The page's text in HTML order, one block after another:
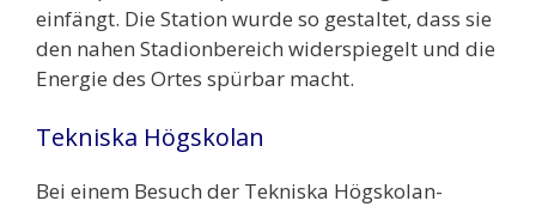
einfängt. Die Station wurde so gestaltet, dass sie
den nahen Stadionbereich widerspiegelt und die
Energie des Ortes spürbar macht.
Tekniska Högskolan
Bei einem Besuch der Tekniska Högskolan-